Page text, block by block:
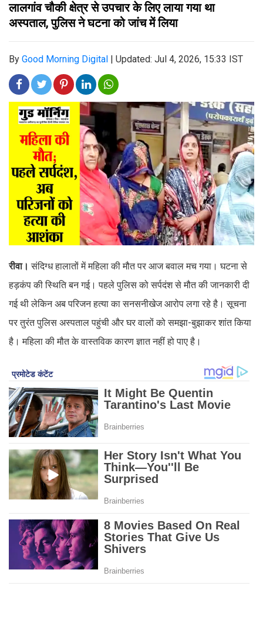
लालगांव चौकी क्षेत्र से उपचार के लिए लाया गया था
अस्पताल, पुलिस ने घटना को जांच में लिया
By Good Morning Digital | Updated: Jul 4, 2026, 15:33 IST
रीवा।संदिग्ध हालातों में महिला की मौत पर आज बवाल मच गया। घटना से
हड़कंप की स्थिति बन गई। पहले पुलिस को सर्पदंश से मौत की जानकारी दी
गई थी लेकिन अब परिजन हत्या का सनसनीखेज आरोप लगा रहे है। सूचना
पर तुरंत पुलिस अस्पताल पहुंची और घर वालों को समझा-बुझाकर शांत किया
है। महिला की मौत के वास्तविक कारण ज्ञात नहीं हो पाए है।